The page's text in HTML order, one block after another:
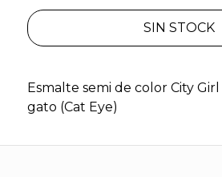
SIN STOCK
Esmalte semi de color City
gato (Cat Eye)